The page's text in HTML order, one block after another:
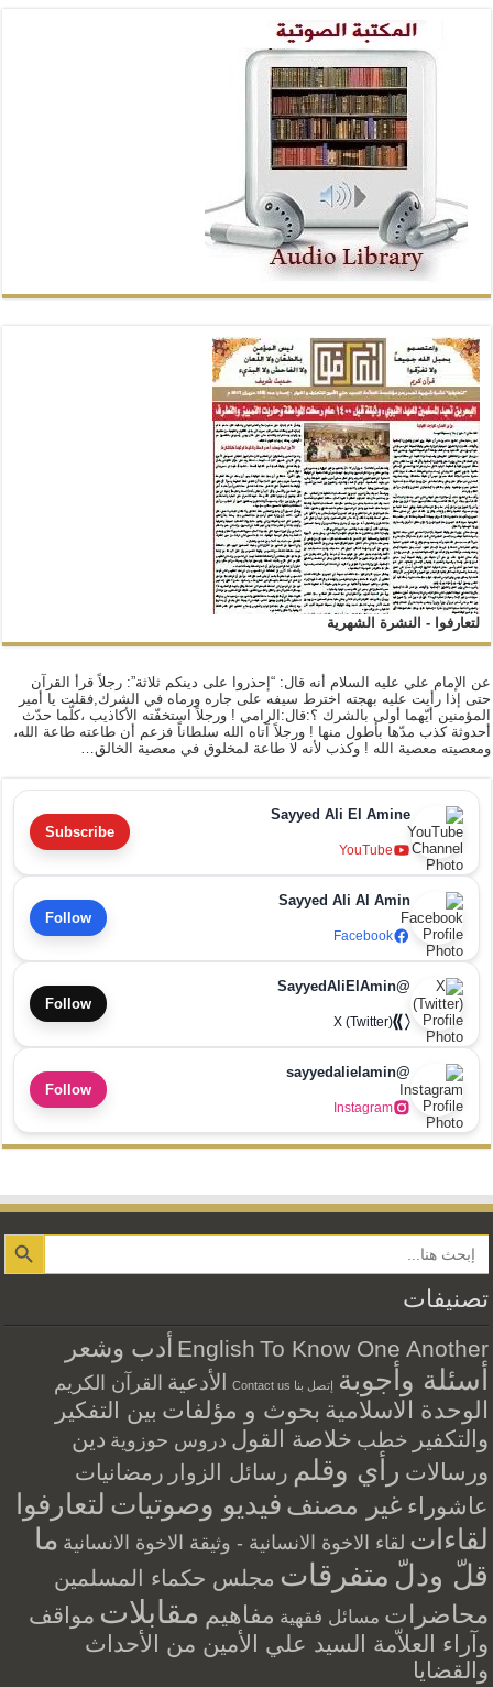
لتعارفوا - النشرة الشهرية
عن الإمام علي عليه السلام أنه قال: “إحذروا على دينكم ثلاثة”: رجلاً قرأ القرآن
حتى إذا رأيت عليه بهجته اخترط سيفه على جاره ورماه في الشرك,فقلت يا أمير
المؤمنين أيّهما أولى بالشرك ؟:قال:الرامي ! ورجلاً استخفّته الأكاذيب ،كلّما حدّث
أحدوثة كذب مدّها بأطول منها ! ورجلاً آتاه الله سلطاناً فزعم أن طاعته طاعة الله،
ومعصيته معصية الله ! وكذب لأنه لا طاعة لمخلوق في معصية الخالق…
Sayyed Ali El Amine
YouTube
Subscribe
Sayyed Ali Al Amin
Facebook
Follow
@SayyedAliElAmin
X (Twitter)
Follow
@sayyedalielamin
Instagram
Follow
Search Button
تصنيفات
English To Know One Another أدب وشعر
أسئلة وأجوبة إتصل بنا Contact us الأدعية القرآن الكريم
الوحدة الاسلامية بحوث و مؤلفات بين التفكير
والتكفير خطب خلاصة القول دروس حوزوية دين
ورسالات رأي وقلم رسائل الزوار رمضانيات
عاشوراء غير مصنف فيديو وصوتيات لتعارفوا
لقاءات لقاء الاخوة الانسانية - وثيقة الاخوة الانسانية ما
قلّ ودلّ متفرقات مجلس حكماء المسلمين
محاضرات مسائل فقهية مفاهيم مقابلات مواقف
وآراء العلاّمة السيد علي الأمين من الأحداث
والقضايا